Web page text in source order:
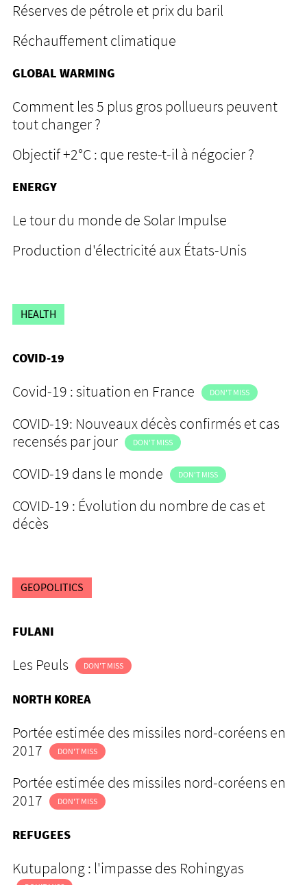
Réserves de pétrole et prix du baril
Réchauffement climatique
GLOBAL WARMING
Comment les 5 plus gros pollueurs peuvent
tout changer ?
Objectif +2°C : que reste-t-il à négocier ?
ENERGY
Le tour du monde de Solar Impulse
Production d'électricité aux États-Unis
HEALTH
COVID-19
Covid-19 : situation en France DON'T MISS
COVID-19: Nouveaux décès confirmés et cas
recensés par jour
DON'T MISS
COVID-19 dans le monde DON'T MISS
COVID-19 : Évolution du nombre de cas et
décès
GEOPOLITICS
FULANI
Les Peuls DON'T MISS
NORTH KOREA
Portée estimée des missiles nord-coréens en
2017
DON'T MISS
Portée estimée des missiles nord-coréens en
2017
DON'T MISS
REFUGEES
Kutupalong : l'impasse des Rohingyas